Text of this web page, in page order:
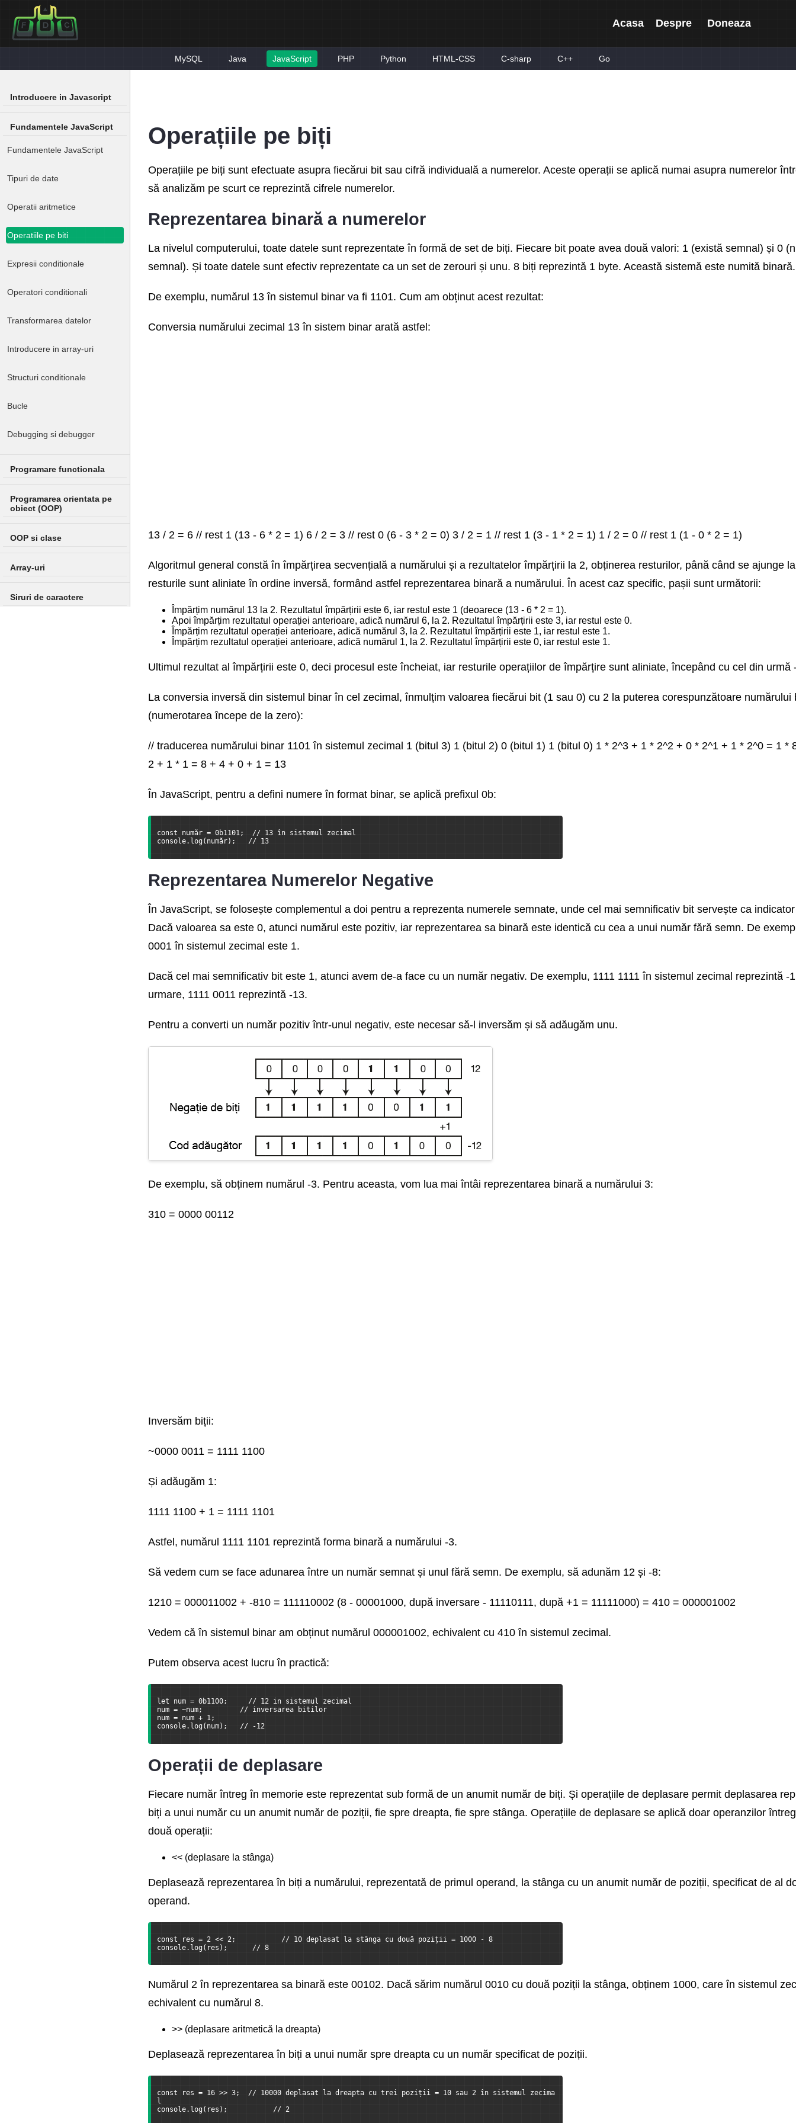
Acasa Despre Doneaza
MySQL Java JavaScript PHP Python HTML-CSS C-sharp C++ Go
Introducere in Javascript
Fundamentele JavaScript
Fundamentele JavaScript
Tipuri de date
Operatii aritmetice
Operatiile pe biti
Expresii conditionale
Operatori conditionali
Transformarea datelor
Introducere in array-uri
Structuri conditionale
Bucle
Debugging si debugger
Programare functionala
Programarea orientata pe
obiect (OOP)
OOP si clase
Array-uri
Siruri de caractere
Operațiile pe biți
Operațiile pe biți sunt efectuate asupra fiecărui bit sau cifră individuală a numerelor. Aceste operații se aplică numai asupra numerelor
să analizăm pe scurt ce reprezintă cifrele numerelor.
Reprezentarea binară a numerelor
La nivelul computerului, toate datele sunt reprezentate în formă de set de biți. Fiecare bit poate avea două valori: 1 (există semnal) și 0
semnal). Și toate datele sunt efectiv reprezentate ca un set de zerouri și unu. 8 biți reprezintă 1 byte. Această sistemă este numită binară.
De exemplu, numărul 13 în sistemul binar va fi 1101. Cum am obținut acest rezultat:
Conversia numărului zecimal 13 în sistem binar arată astfel:
13 / 2 = 6 // rest 1 (13 - 6 * 2 = 1) 6 / 2 = 3 // rest 0 (6 - 3 * 2 = 0) 3 / 2 = 1 // rest 1 (3 - 1 * 2 = 1) 1 / 2 = 0 // rest 1 (1 - 0 * 2 = 1)
Algoritmul general constă în împărțirea secvențială a numărului și a rezultatelor împărțirii la 2, obținerea resturilor, până când se ajunge
resturile sunt aliniate în ordine inversă, formând astfel reprezentarea binară a numărului. În acest caz specific, pașii sunt următorii:
Împărțim numărul 13 la 2. Rezultatul împărțirii este 6, iar restul este 1 (deoarece (13 - 6 * 2 = 1).
Apoi împărțim rezultatul operației anterioare, adică numărul 6, la 2. Rezultatul împărțirii este 3, iar restul este 0.
Împărțim rezultatul operației anterioare, adică numărul 3, la 2. Rezultatul împărțirii este 1, iar restul este 1.
Împărțim rezultatul operației anterioare, adică numărul 1, la 2. Rezultatul împărțirii este 0, iar restul este 1.
Ultimul rezultat al împărțirii este 0, deci procesul este încheiat, iar resturile operațiilor de împărțire sunt aliniate, începând cu cel din urmă
La conversia inversă din sistemul binar în cel zecimal, înmulțim valoarea fiecărui bit (1 sau 0) cu 2 la puterea corespunzătoare numărului
(numerotarea începe de la zero):
// traducerea numărului binar 1101 în sistemul zecimal 1 (bitul 3) 1 (bitul 2) 0 (bitul 1) 1 (bitul 0) 1 * 2^3 + 1 * 2^2 + 0 * 2^1 + 1 * 2^0 = 1 *
2 + 1 * 1 = 8 + 4 + 0 + 1 = 13
În JavaScript, pentru a defini numere în format binar, se aplică prefixul 0b:
const număr = 0b1101;  // 13 în sistemul zecimal
console.log(număr);   // 13
Reprezentarea Numerelor Negative
În JavaScript, se folosește complementul a doi pentru a reprezenta numerele semnate, unde cel mai semnificativ bit servește ca
Dacă valoarea sa este 0, atunci numărul este pozitiv, iar reprezentarea sa binară este identică cu cea a unui număr fără semn. De
0001 în sistemul zecimal este 1.
Dacă cel mai semnificativ bit este 1, atunci avem de-a face cu un număr negativ. De exemplu, 1111 1111 în sistemul zecimal reprezintă -
urmare, 1111 0011 reprezintă -13.
Pentru a converti un număr pozitiv într-unul negativ, este necesar să-l inversăm și să adăugăm unu.
De exemplu, să obținem numărul -3. Pentru aceasta, vom lua mai întâi reprezentarea binară a numărului 3:
310 = 0000 00112
Inversăm biții:
~0000 0011 = 1111 1100
Și adăugăm 1:
1111 1100 + 1 = 1111 1101
Astfel, numărul 1111 1101 reprezintă forma binară a numărului -3.
Să vedem cum se face adunarea între un număr semnat și unul fără semn. De exemplu, să adunăm 12 și -8:
1210 = 000011002 + -810 = 111110002 (8 - 00001000, după inversare - 11110111, după +1 = 11111000) = 410 = 000001002
Vedem că în sistemul binar am obținut numărul 000001002, echivalent cu 410 în sistemul zecimal.
Putem observa acest lucru în practică:
let num = 0b1100;     // 12 in sistemul zecimal
num = ~num;         // inversarea bitilor
num = num + 1;
console.log(num);   // -12
Operații de deplasare
Fiecare număr întreg în memorie este reprezentat sub formă de un anumit număr de biți. Și operațiile de deplasare permit deplasarea
biți a unui număr cu un anumit număr de poziții, fie spre dreapta, fie spre stânga. Operațiile de deplasare se aplică doar operanzilor
două operații:
<< (deplasare la stânga)
Deplasează reprezentarea în biți a numărului, reprezentată de primul operand, la stânga cu un anumit număr de poziții, specificat de al
operand.
const res = 2 << 2;           // 10 deplasat la stânga cu două poziții = 1000 - 8
console.log(res);      // 8
Numărul 2 în reprezentarea sa binară este 00102. Dacă sărim numărul 0010 cu două poziții la stânga, obținem 1000, care în sistemul
echivalent cu numărul 8.
>> (deplasare aritmetică la dreapta)
Deplasează reprezentarea în biți a unui număr spre dreapta cu un număr specificat de poziții.
const res = 16 >> 3;  // 10000 deplasat la dreapta cu trei poziții = 10 sau 2 în sistemul zecima
l
console.log(res);           // 2